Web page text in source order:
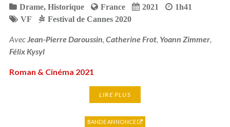
Drame, Historique France 2021
1h41
VF
Festival de Cannes 2020
AvecJean-Pierre Daroussin, Catherine Frot, Yoann Zimmer,
Félix Kysyl
Roman & Cinéma 2021
LIRE PLUS
BANDE ANNONCE